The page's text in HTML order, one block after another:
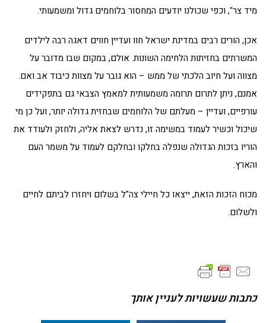
מיד צר", וכפי שכולנו יודעים המחסור בלוחמים גדול ומשמעותי.
אכן, הורים רבים במדינת ישראל חוו ועדיין חווים דאגה רבה לילדים
המשרתים בחזיתות הלחימה השונות. אולם, במקום שבו מדובר על
מצווה ועל חיוב הלכתי של ממש – הוא גובר על מצוות כיבוד אב ואם.
אמנם, ניתן לתרום תרומה משמעותית למאמץ הצבאי גם בתפקידים
עורפיים, ועדיין – מעלתם של הלוחמים שבחזית גדולה יותר, ועל כן מי
שיכול וכשיר לעמוד במשימה זו, נדרש לצאת אליה, ולחזק ולעודד את
הוריו בזכות הגדולה שנפלה בחלקו ובחלקם לעמוד על משמר העם
והארץ.
מכוח הזכות הזאת, ייצאו כל חיילי צה"ל בשלום ויחזרו לביתם לחיים
ולשלום.
כתבות שעשויות לעניין אותך